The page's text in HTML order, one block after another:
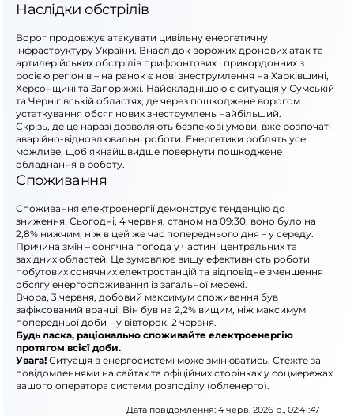
Наслідки обстрілів
Ворог продовжує атакувати цивільну енергетичну
інфраструктуру України. Внаслідок ворожих дронових атак та
артилерійських обстрілів прифронтових і прикордонних з
росією регіонів – на ранок є нові знеструмлення на Харківщині,
Херсонщині та Запоріжжі. Найскладнішою є ситуація у Сумській
та Чернігівській областях, де через пошкоджене ворогом
устаткування обсяг нових знеструмлень найбільший.
Скрізь, де це наразі дозволяють безпекові умови, вже розпочаті
аварійно-відновлювальні роботи. Енергетики роблять усе
можливе, щоб якнайшвидше повернути пошкоджене
обладнання в роботу.
Споживання
Споживання електроенергії демонструє тенденцію до
зниження. Сьогодні, 4 червня, станом на 09:30, воно було на
2,8% нижчим, ніж в цей же час попереднього дня – у середу.
Причина змін – сонячна погода у частині центральних та
західних областей. Це зумовлює вищу ефективність роботи
побутових сонячних електростанцій та відповідне зменшення
обсягу енергоспоживання із загальної мережі.
Вчора, 3 червня, добовий максимум споживання був
зафіксований вранці. Він був на 2,2% вищим, ніж максимум
попередньої доби – у вівторок, 2 червня.
Будь ласка, раціонально споживайте електроенергію
протягом всієї доби.
Увага! Ситуація в енергосистемі може змінюватись. Стежте за
повідомленнями на сайтах та офіційних сторінках у соцмережах
вашого оператора системи розподілу (обленерго).
Дата повідомлення: 4 черв. 2026 р., 02:41:47